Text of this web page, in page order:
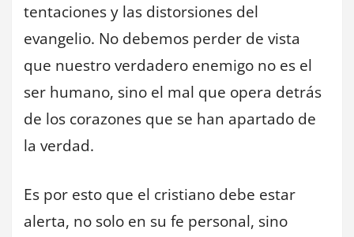
tentaciones y las distorsiones del
evangelio. No debemos perder de vista
que nuestro verdadero enemigo no es el
ser humano, sino el mal que opera detrás
de los corazones que se han apartado de
la verdad.
Es por esto que el cristiano debe estar
alerta, no solo en su fe personal, sino